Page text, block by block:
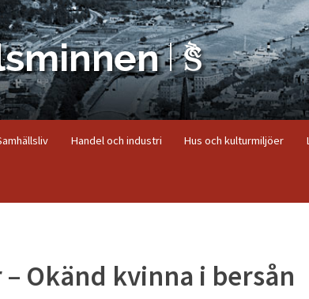
Handel och industri Hus och kulturmiljöer
Okänd kvinna i bersån